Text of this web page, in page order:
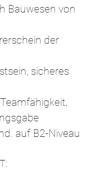
Bauwesen von
der
sicheres
auf B2-Niveau